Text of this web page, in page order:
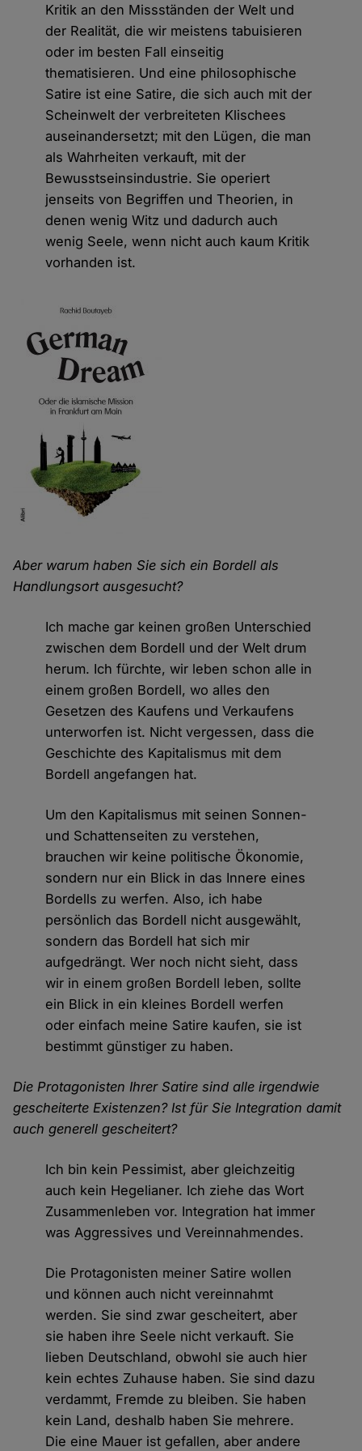
Kritik an den Missständen der Welt und
der Realität, die wir meistens tabuisieren
oder im besten Fall einseitig
thematisieren. Und eine philosophische
Satire ist eine Satire, die sich auch mit der
Scheinwelt der verbreiteten Klischees
auseinandersetzt; mit den Lügen, die man
als Wahrheiten verkauft, mit der
Bewusstseinsindustrie. Sie operiert
jenseits von Begriffen und Theorien, in
denen wenig Witz und dadurch auch
wenig Seele, wenn nicht auch kaum Kritik
vorhanden ist.
Aber warum haben Sie sich ein Bordell als
Handlungsort ausgesucht?
Ich mache gar keinen großen Unterschied
zwischen dem Bordell und der Welt drum
herum. Ich fürchte, wir leben schon alle in
einem großen Bordell, wo alles den
Gesetzen des Kaufens und Verkaufens
unterworfen ist. Nicht vergessen, dass die
Geschichte des Kapitalismus mit dem
Bordell angefangen hat.
Um den Kapitalismus mit seinen Sonnen-
und Schattenseiten zu verstehen,
brauchen wir keine politische Ökonomie,
sondern nur ein Blick in das Innere eines
Bordells zu werfen. Also, ich habe
persönlich das Bordell nicht ausgewählt,
sondern das Bordell hat sich mir
aufgedrängt. Wer noch nicht sieht, dass
wir in einem großen Bordell leben, sollte
ein Blick in ein kleines Bordell werfen
oder einfach meine Satire kaufen, sie ist
bestimmt günstiger zu haben.
Die Protagonisten Ihrer Satire sind alle irgendwie
gescheiterte Existenzen? Ist für Sie Integration damit
auch generell gescheitert?
Ich bin kein Pessimist, aber gleichzeitig
auch kein Hegelianer. Ich ziehe das Wort
Zusammenleben vor. Integration hat immer
was Aggressives und Vereinnahmendes.
Die Protagonisten meiner Satire wollen
und können auch nicht vereinnahmt
werden. Sie sind zwar gescheitert, aber
sie haben ihre Seele nicht verkauft. Sie
lieben Deutschland, obwohl sie auch hier
kein echtes Zuhause haben. Sie sind dazu
verdammt, Fremde zu bleiben. Sie haben
kein Land, deshalb haben Sie mehrere.
Die eine Mauer ist gefallen, aber andere